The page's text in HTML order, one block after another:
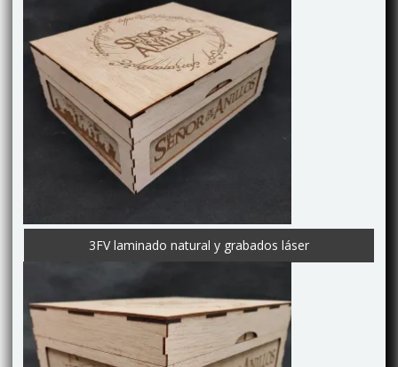
3FV laminado natural y grabados láser